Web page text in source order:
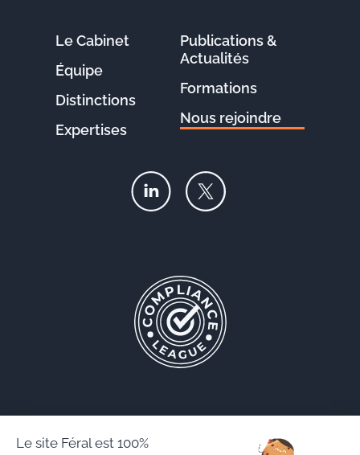
Le Cabinet
Équipe
Distinctions
Expertises
Publications &
Actualités
Formations
Nous rejoindre
Le site Féral est 100%